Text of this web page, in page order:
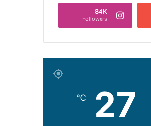
84K
Followers
27
℃